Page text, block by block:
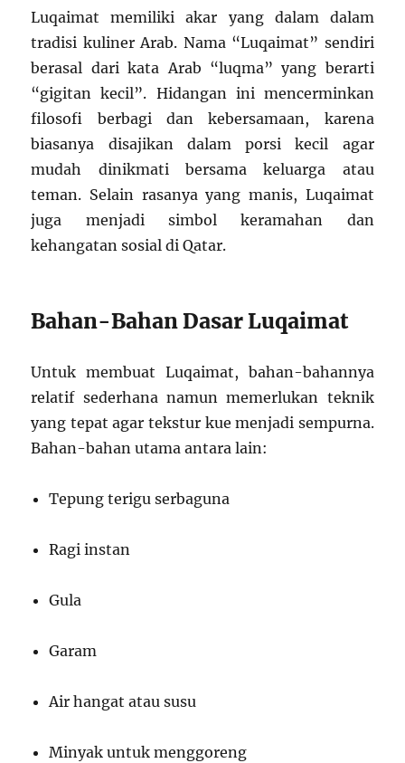
Luqaimat memiliki akar yang dalam dalam
tradisi kuliner Arab. Nama “Luqaimat” sendiri
berasal dari kata Arab “luqma” yang berarti
“gigitan kecil”. Hidangan ini mencerminkan
filosofi berbagi dan kebersamaan, karena
biasanya disajikan dalam porsi kecil agar
mudah dinikmati bersama keluarga atau
teman. Selain rasanya yang manis, Luqaimat
juga menjadi simbol keramahan dan
kehangatan sosial di Qatar.
Bahan-Bahan Dasar Luqaimat
Untuk membuat Luqaimat, bahan-bahannya
relatif sederhana namun memerlukan teknik
yang tepat agar tekstur kue menjadi sempurna.
Bahan-bahan utama antara lain:
Tepung terigu serbaguna
Ragi instan
Gula
Garam
Air hangat atau susu
Minyak untuk menggoreng